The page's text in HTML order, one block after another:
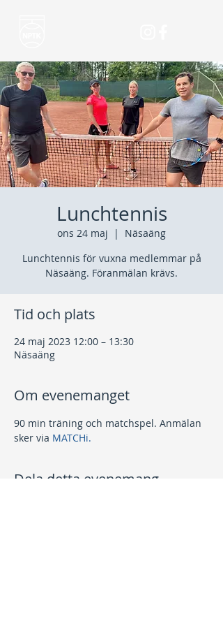
Lunchtennis
ons 24 maj
  |
Näsaäng
Lunchtennis för vuxna medlemmar på
Näsaäng. Föranmälan krävs.
Tid och plats
24 maj 2023 12:00 – 13:30
Näsaäng
Om evenemanget
90 min träning och matchspel. Anmälan
sker via MATCHi.
Dela detta evenemang